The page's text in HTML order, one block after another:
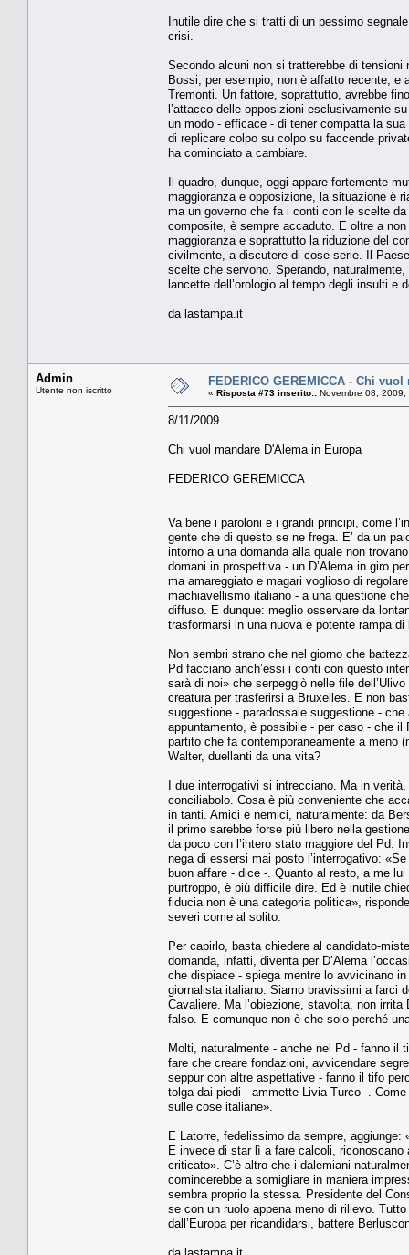
Inutile dire che si tratti di un pessimo
crisi.
Secondo alcuni non si tratterebbe di
Bossi, per esempio, non è affatto recente; e
Tremonti. Un fattore, soprattutto, avrebbe
l’attacco delle opposizioni esclusivamente
un modo - efficace - di tener compatta la
di replicare colpo su colpo su faccende
ha cominciato a cambiare.
Il quadro, dunque, oggi appare fortemente
maggioranza e opposizione, la situazione è
ma un governo che fa i conti con le scelte
composite, è sempre accaduto. E oltre a
maggioranza e soprattutto la riduzione del
civilmente, a discutere di cose serie. Il
scelte che servono. Sperando,
lancette dell’orologio al tempo degli insulti e
da lastampa.it
Admin
Utente non iscritto
FEDERICO GEREMICCA - Chi
« Risposta #73 inserito:: Novembre 08,
8/11/2009
Chi vuol mandare D'Alema in Europa
FEDERICO GEREMICCA
Va bene i paroloni e i grandi principi, come
gente che di questo se ne frega. E’ da un
intorno a una domanda alla quale non
domani in prospettiva - un D’Alema in giro
ma amareggiato e magari voglioso di
machiavellismo italiano - a una questione
diffuso. E dunque: meglio osservare da
trasformarsi in una nuova e potente rampa
Non sembri strano che nel giorno che
Pd facciano anch’essi i conti con questo
sarà di noi» che serpeggiò nelle file
creatura per trasferirsi a Bruxelles. E non
suggestione - paradossale suggestione -
appuntamento, è possibile - per caso - che
partito che fa contemporaneamente a meno
Walter, duellanti da una vita?
I due interrogativi si intrecciano. Ma in
conciliabolo. Cosa è più conveniente che
in tanti. Amici e nemici, naturalmente: da
il primo sarebbe forse più libero nella
da poco con l’intero stato maggiore del Pd.
nega di essersi mai posto l’interrogativo:
buon affare - dice -. Quanto al resto, a me
purtroppo, è più difficile dire. Ed è inutile
fiducia non è una categoria politica»,
severi come al solito.
Per capirlo, basta chiedere al candidato-
domanda, infatti, diventa per D’Alema
che dispiace - spiega mentre lo avvicinano
giornalista italiano. Siamo bravissimi a farci
Cavaliere. Ma l’obiezione, stavolta, non
falso. E comunque non è che solo perché
Molti, naturalmente - anche nel Pd - fanno il
fare che creare fondazioni, avvicendare
seppur con altre aspettative - fanno il tifo
tolga dai piedi - ammette Livia Turco -.
sulle cose italiane».
E Latorre, fedelissimo da sempre,
E invece di star lì a fare calcoli, riconoscano
criticato». C’è altro che i dalemiani
comincerebbe a somigliare in maniera
sembra proprio la stessa. Presidente del
se con un ruolo appena meno di rilievo.
dall’Europa per ricandidarsi, battere